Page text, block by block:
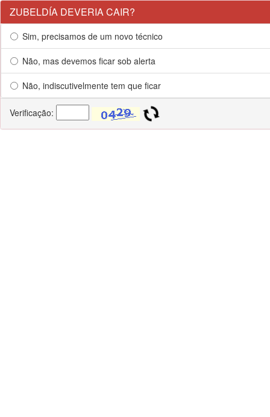
ZUBELDÍA DEVERIA CAIR?
Sim, precisamos de um novo técnico
Não, mas devemos ficar sob alerta
Não, indiscutivelmente tem que ficar
Verificação: